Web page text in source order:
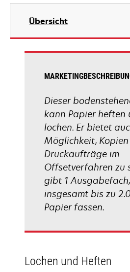
Übersicht
Dieser
kann Papier heften
lochen. Er bietet
Möglichkeit,
Druckaufträge im
Offsetverfahren zu
gibt 1
insgesamt bis zu
Papier fassen.
Lochen und Heften